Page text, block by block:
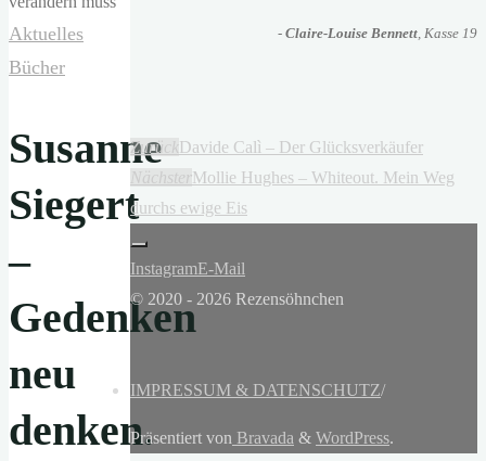
Aktuelles
Bücher
Susanne
Siegert
–
Gedenken
neu
denken.
- Claire-Louise Bennett, Kasse 19
ZurückDavide Calì – Der Glücksverkäufer
NächsterMollie Hughes – Whiteout. Mein Weg
durchs ewige Eis
InstagramE-Mail
© 2020 - 2026 Rezensöhnchen
IMPRESSUM & DATENSCHUTZ/
Präsentiert von Bravada & WordPress.